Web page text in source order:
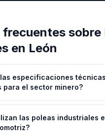
frecuentes sobre
en León
especificaciones
para el sector minero?
las poleas industriales